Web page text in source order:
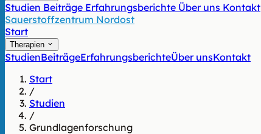
Studien Beiträge Erfahrungsberichte Über uns Kontakt
Sauerstoffzentrum Nordost
Start
Therapien
StudienBeiträgeErfahrungsberichteÜber unsKontakt
Start
/
Studien
/
Grundlagenforschung